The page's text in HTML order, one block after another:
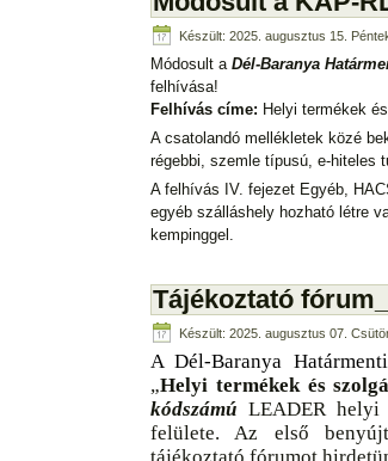
Készült: 2025. augusztus 15.
Módosult a Dél-Baranya
felhívása!
Felhívás címe: Helyi termékek
A csatolandó mellékletek közé
régebbi, szemle típusú, e-hiteles
A felhívás IV. fejezet Egyéb,
egyéb szálláshely hozható létre
kempinggel.
Tájékoztató
Készült: 2025. augusztus 07.
A Dél-Baranya
„Helyi termékek és
kódszámú LEADER helyi
felülete. Az első